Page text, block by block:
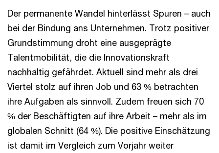
Der permanente Wandel hinterlässt Spuren – auch
bei der Bindung ans Unternehmen. Trotz positiver
Grundstimmung droht eine ausgeprägte
Talentmobilität, die die Innovationskraft
nachhaltig gefährdet. Aktuell sind mehr als drei
Viertel stolz auf ihren Job und 63 % betrachten
ihre Aufgaben als sinnvoll. Zudem freuen sich 70
% der Beschäftigten auf ihre Arbeit – mehr als im
globalen Schnitt (64 %). Die positive Einschätzung
ist damit im Vergleich zum Vorjahr weiter